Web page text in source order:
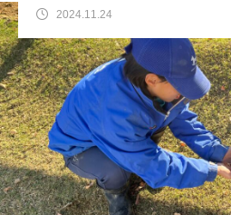
2024.11.24